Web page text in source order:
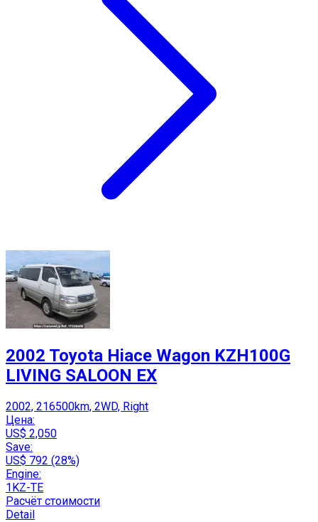
2002 Toyota Hiace Wagon KZH100G
LIVING SALOON EX
2002, 216500km, 2WD, Right
Цена:
US$ 2,050
Save:
US$ 792 (28%)
Engine:
1KZ-TE
Расчёт стоимости
Detail